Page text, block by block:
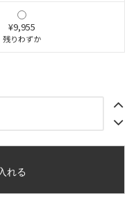
¥9,955
残りわずか
れる